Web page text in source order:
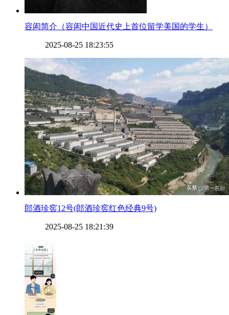
​容闳简介（容闳中国近代史上首位留学美国的学生）
2025-08-25 18:23:55
​郎酒珍窖12号(郎酒珍窖红色经典9号)
2025-08-25 18:21:39